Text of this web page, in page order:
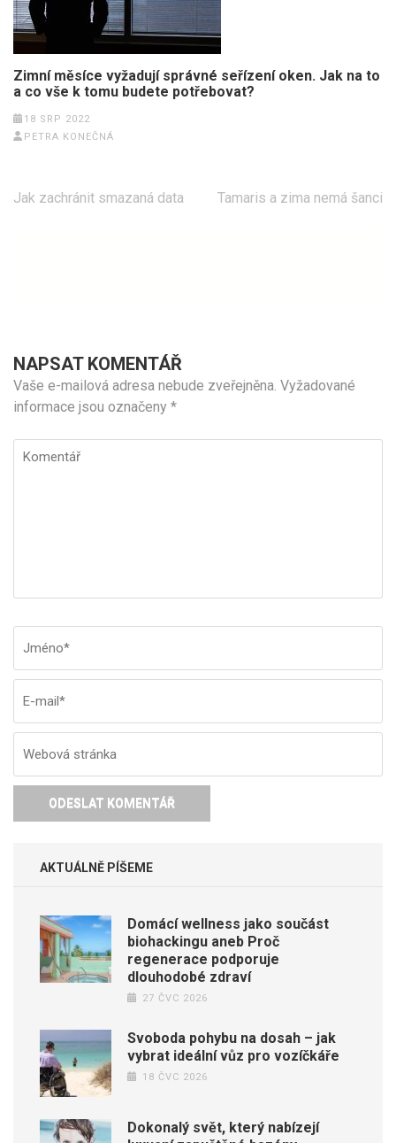
Zimní měsíce vyžadují správné seřízení oken. Jak na to
a co vše k tomu budete potřebovat?
18 SRP 2022
PETRA KONEČNÁ
Navigace
Jak zachránit smazaná data Tamaris a zima nemá šanci
NAPSAT KOMENTÁŘ
Vaše e-mailová adresa nebude zveřejněna. Vyžadované
informace jsou označeny *
Komentář
AKTUÁLNĚ PÍŠEME
Domácí wellness jako součást
biohackingu aneb Proč
regenerace podporuje
dlouhodobé zdraví
27 ČVC 2026
Svoboda pohybu na dosah – jak
vybrat ideální vůz pro vozíčkáře
18 ČVC 2026
Dokonalý svět, který nabízejí